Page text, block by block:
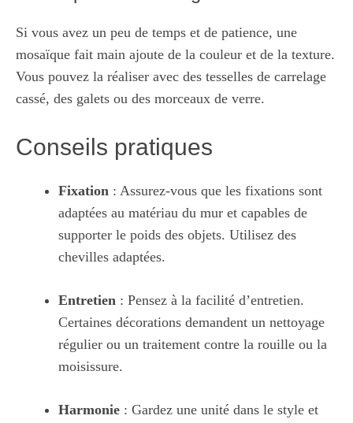
Si vous avez un peu de temps et de patience, une
mosaïque fait main ajoute de la couleur et de la texture.
Vous pouvez la réaliser avec des tesselles de carrelage
cassé, des galets ou des morceaux de verre.
Conseils pratiques
Fixation : Assurez-vous que les fixations sont
adaptées au matériau du mur et capables de
supporter le poids des objets. Utilisez des
chevilles adaptées.
Entretien : Pensez à la facilité d’entretien.
Certaines décorations demandent un nettoyage
régulier ou un traitement contre la rouille ou la
moisissure.
Harmonie : Gardez une unité dans le style et